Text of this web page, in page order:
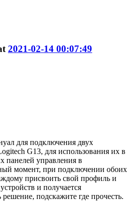
2021-02-14 00:07:49
для подключения двух
G13, для использования их в
панелей управления в
момент, при подключении обоих
присвоить свой профиль и
и получается
подскажите где прочесть.